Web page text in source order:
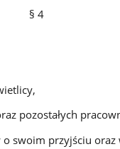
pozostałych
swoim przyjściu oraz